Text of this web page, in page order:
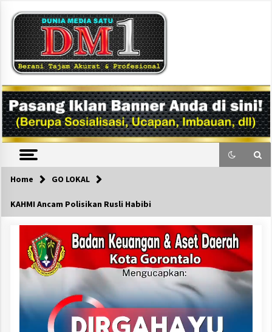
content
DM1
Home GO LOKAL
KAHMI Ancam Polisikan Rusli Habibi